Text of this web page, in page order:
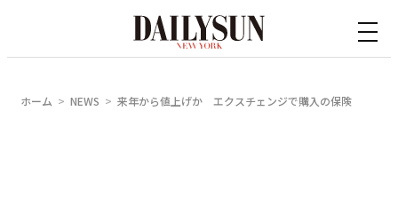
ホーム NEWS 来年から値上げか エクスチェンジで購入の保険